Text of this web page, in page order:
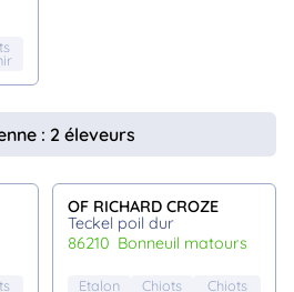
: 2 éleveurs
OF RICHARD CROZE
Teckel poil dur
86210
bonneuil matours
Etalon Chiots Chiots